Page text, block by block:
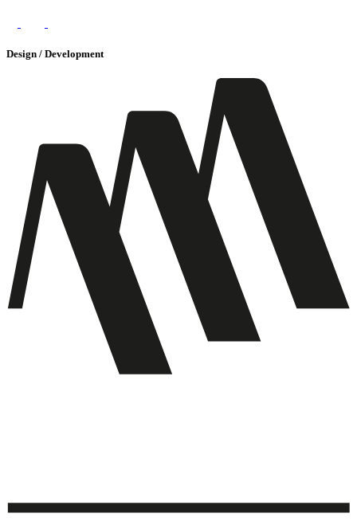
Design / Development